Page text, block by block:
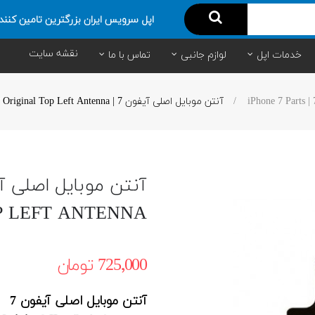
اپل سرویس ایران بزرگترین تامین
خدمات اپل لوازم جانبی تماس با ما نقشه سایت
آنتن موبایل اصلی آیفون 7 | iPhone 7 Original Top Left Antenna
LEFT ANTENNA
725٬000 ‎تومان
آنتن موبایل اصلی آیفون 7